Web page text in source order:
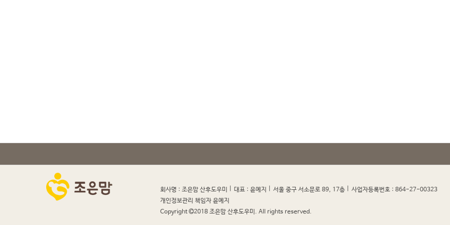
회사명 : 조은맘 산후도우미 대표 : 윤예지 서울 중구 서소문로 89, 17층 사업자등록번호 : 864-27-00323
개인정보관리 책임자 윤예지
Copyright
2018 조은맘 산후도우미. All rights reserved.